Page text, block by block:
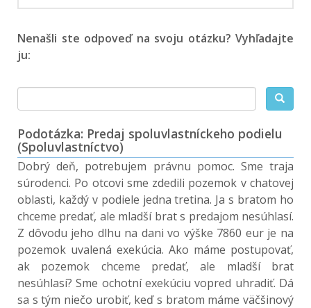
Nenašli ste odpoveď na svoju otázku? Vyhľadajte
ju:
Podotázka: Predaj spoluvlastníckeho podielu
(Spoluvlastníctvo)
Dobrý deň, potrebujem právnu pomoc. Sme traja
súrodenci. Po otcovi sme zdedili pozemok v chatovej
oblasti, každý v podiele jedna tretina. Ja s bratom ho
chceme predať, ale mladší brat s predajom nesúhlasí.
Z dôvodu jeho dlhu na dani vo výške 7860 eur je na
pozemok uvalená exekúcia. Ako máme postupovať,
ak pozemok chceme predať, ale mladší brat
nesúhlasí? Sme ochotní exekúciu vopred uhradiť. Dá
sa s tým niečo urobiť, keď s bratom máme väčšinový